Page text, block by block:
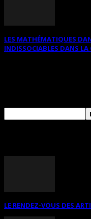
LES MATHÉMATIQUES
INDISSOCIABLES DANS LA
LE RENDEZ-VOUS DES